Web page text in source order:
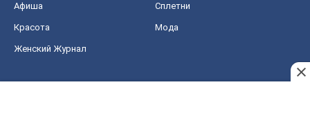
Афиша Сплетни
Красота Мода
Женский Журнал